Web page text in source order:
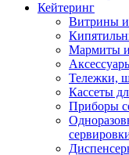
Кейтеринг
Витрины и
Мармиты
Тележки,
Кассеты
Приборы